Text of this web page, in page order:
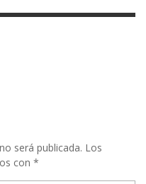
será publicada. Los
con *